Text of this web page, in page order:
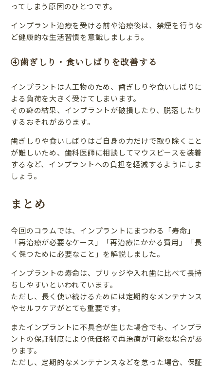
ってしまう原因のひとつです。
インプラント治療を受ける前や治療後は、禁煙を行うな
ど健康的な生活習慣を意識しましょう。
④歯ぎしり・食いしばりを改善する
インプラントは人工物のため、歯ぎしりや食いしばりに
よる負荷を大きく受けてしまいます。
その癖の結果、インプラントが破損したり、脱落したり
するおそれがあります。
歯ぎしりや食いしばりはご自身の力だけで取り除くこと
が難しいため、歯科医師に相談してマウスピースを装着
するなど、インプラントへの負担を軽減するようにしま
しょう。
まとめ
今回のコラムでは、インプラントにまつわる「寿命」
「再治療が必要なケース」「再治療にかかる費用」「長
く保つために必要なこと」を解説しました。
インプラントの寿命は、ブリッジや入れ歯に比べて長持
ちしやすいといわれています。
ただし、長く使い続けるためには定期的なメンテナンス
やセルフケアがとても重要です。
またインプラントに不具合が生じた場合でも、インプラ
ントの保証制度により低価格で再治療が可能な場合があ
ります。
ただし、定期的なメンテナンスなどを怠った場合、保証